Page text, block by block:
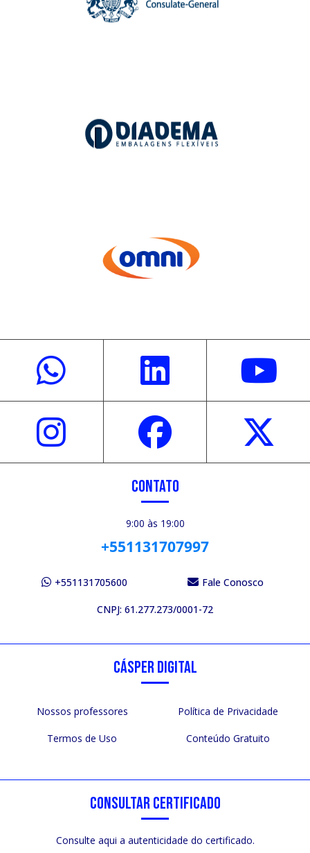
CONTATO
9:00 às 19:00
+551131707997
+551131705600 Fale Conosco
CNPJ: 61.277.273/0001-72
CÁSPER DIGITAL
Nossos professores
Termos de Uso
Política de Privacidade
Conteúdo Gratuito
CONSULTAR CERTIFICADO
Consulte aqui a autenticidade do certificado.